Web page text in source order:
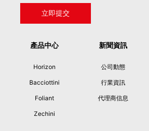
產品中心
Horizon
Bacciottini
Foliant
Zechini
新聞資訊
公司動態
行業資訊
代理商信息